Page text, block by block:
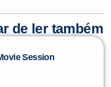
de ler também
Session